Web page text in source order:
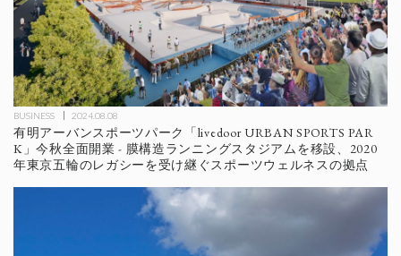
BUSINESS 2024.08.08
有明アーバンスポーツパーク「livedoor URBAN SPORTS PAR
K」今秋全面開業 - 膜構造ランニングスタジアムを移設、2020
年東京五輪のレガシーを受け継ぐスポーツウェルネスの拠点